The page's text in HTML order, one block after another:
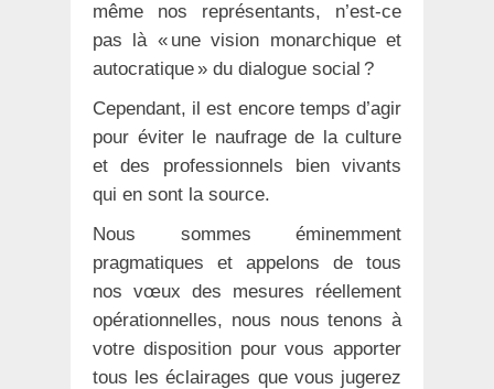
même nos représentants, n’est-ce
pas là « une vision monarchique et
autocratique » du dialogue social ?
Cependant, il est encore temps d’agir
pour éviter le naufrage de la culture
et des professionnels bien vivants
qui en sont la source.
Nous sommes éminemment
pragmatiques et appelons de tous
nos vœux des mesures réellement
opérationnelles, nous nous tenons à
votre disposition pour vous apporter
tous les éclairages que vous jugerez